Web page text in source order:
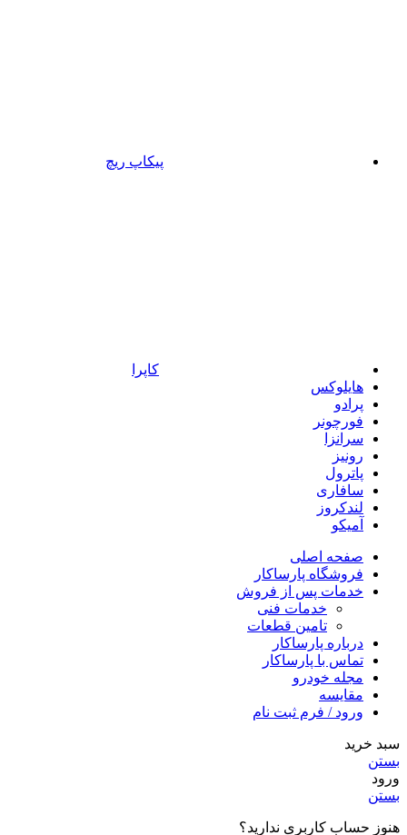
پیکاپ ریچ
کاپرا
هایلوکس
پرادو
فورچونر
سرانزا
رونیز
پاترول
سافاری
لندکروز
آمیکو
صفحه اصلی
فروشگاه پارساکار
خدمات پس از فروش
خدمات فنی
تامین قطعات
درباره پارساکار
تماس با پارساکار
مجله خودرو
مقایسه
ورود / فرم ثبت نام
سبد خرید
بستن
ورود
بستن
هنوز حساب کاربری ندارید؟